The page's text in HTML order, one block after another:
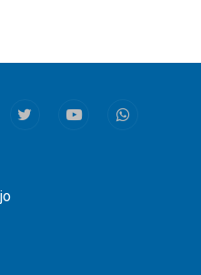
TwitterYoutubeWhatsapp